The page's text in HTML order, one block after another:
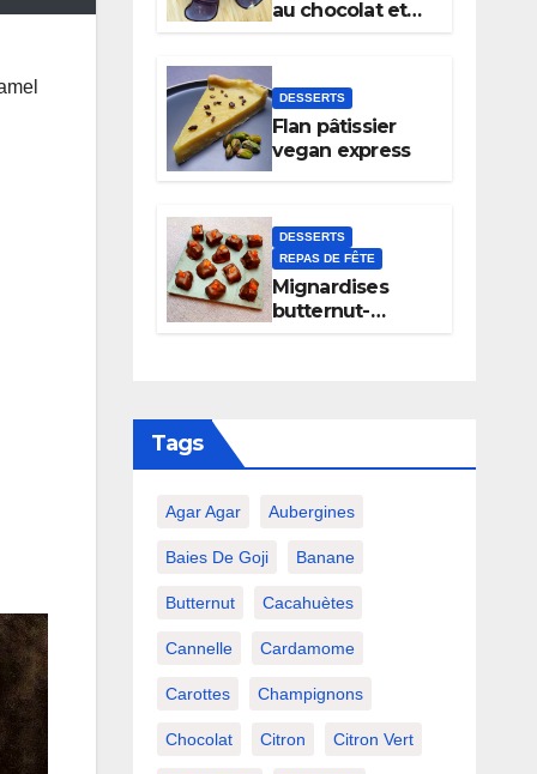
au chocolat et
DESSERTS
Flan pâtissier
vegan express
DESSERTS
REPAS DE FÊTE
Mignardises
butternut-
Tags
Agar Agar Aubergines
Baies De Goji Banane
Butternut Cacahuètes
Cannelle Cardamome
Carottes Champignons
Chocolat Citron Citron Vert